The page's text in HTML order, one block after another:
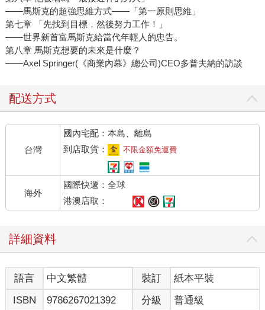
――馬斯克的超強思維方式―—「第一原則思維」
第七章 「先找到目標，然後努力工作！」
――世界新首富馬斯克給當代年輕人的忠告。
第八章 馬斯克想要的未來是什麼？
――Axel Springer(《商業內幕》總公司)CEO多普夫納的訪談
配送方式
台灣
國內宅配：本島、離島
到店取貨：
不限金額免運費
海外
國際快遞：全球
港澳店取：
詳細資料
語言 中文繁體 裝訂
紙本平裝
ISBN
9786267021392 分級 普通級